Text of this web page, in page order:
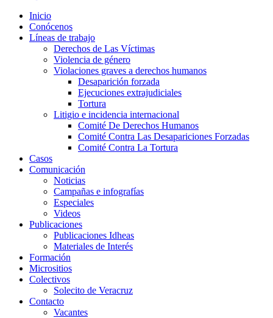
Inicio
Conócenos
Líneas de trabajo
Derechos de Las Víctimas
Violencia de género
Violaciones graves a derechos humanos
Desaparición forzada​
Ejecuciones extrajudiciales
Tortura
Litigio e incidencia internacional
Comité De Derechos Humanos​
Comité Contra Las Desapariciones Forzadas
Comité Contra La Tortura​
Casos
Comunicación
Noticias
Campañas e infografías
Especiales
Videos
Publicaciones
Publicaciones Idheas
Materiales de Interés
Formación
Micrositios
Colectivos
Solecito de Veracruz
Contacto
Vacantes